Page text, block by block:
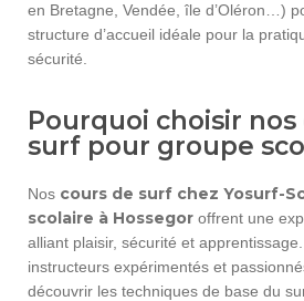
en Bretagne, Vendée, île d’Oléron…)
structure d’accueil idéale pour la
sécurité.
Pourquoi choisir nos
surf pour groupe
Nos cours de surf chez Yosurf-
scolaire à Hossegor offrent une
alliant plaisir, sécurité et
instructeurs expérimentés et
découvrir les techniques de base du